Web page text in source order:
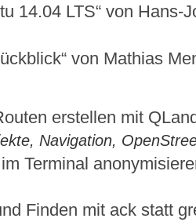
14.04 LTS“ von Hans-
von Mathias
erstellen mit
Navigation,
Terminal
Finden mit ack statt